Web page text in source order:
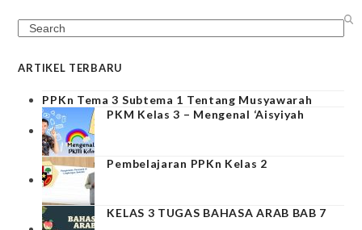
Search
ARTIKEL TERBARU
PPKn Tema 3 Subtema 1 Tentang Musyawarah
PKM Kelas 3 – Mengenal ‘Aisyiyah
Pembelajaran PPKn Kelas 2
KELAS 3 TUGAS BAHASA ARAB BAB 7